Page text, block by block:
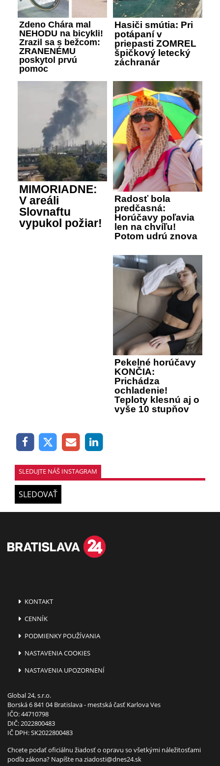
Zdeno Chára mal
NEHODU na bicykli!
Zrazil sa s bežcom:
ZRANENÉMU
poskytol prvú
pomoc
Hasiči smútia: Pri
potápaní v
priepasti ZOMREL
špičkový letecký
záchranár
MIMORIADNE:
V areáli
Slovnaftu
vypukol požiar!
Radosť bola
predčasná:
Horúčavy poľavia
len na chvíľu!
Potom udrú znova
Pekelné horúčavy
KONČIA:
Prichádza
ochladenie!
Teploty klesnú aj o
vyše 10 stupňov
SLEDUJTE NÁŠ INSTAGRAM
SLEDOVAŤ
KONTAKT
CENNÍK
PODMIENKY POUŽÍVANIA
NASTAVENIA COOKIES
NASTAVENIA UPOZORNENÍ
Global 24, s.r.o.
Borská 6 841 04 Bratislava - mestská časť Karlova Ves
IČO: 44710798
DIČ: 2022800483
IČ DPH: SK2022800483
Chcete podať oficiálnu žiadosť o opravu so všetkými náležitosťami
podľa zákona? Napíšte naziadosti@dnes24.sk